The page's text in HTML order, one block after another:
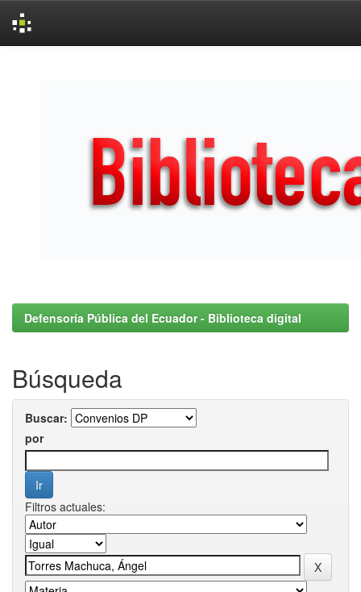
Defensoría Pública del Ecuador - Biblioteca digital
Búsqueda
Buscar:
por
Filtros actuales: